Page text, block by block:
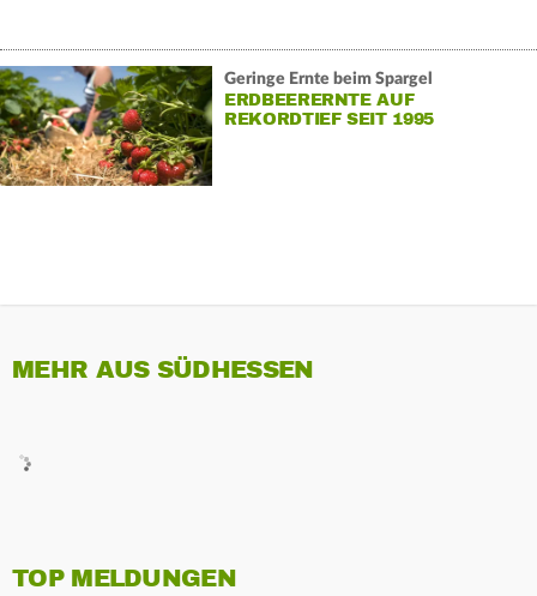
Geringe Ernte beim Spargel
ERDBEERERNTE AUF
REKORDTIEF SEIT 1995
MEHR AUS SÜDHESSEN
TOP MELDUNGEN